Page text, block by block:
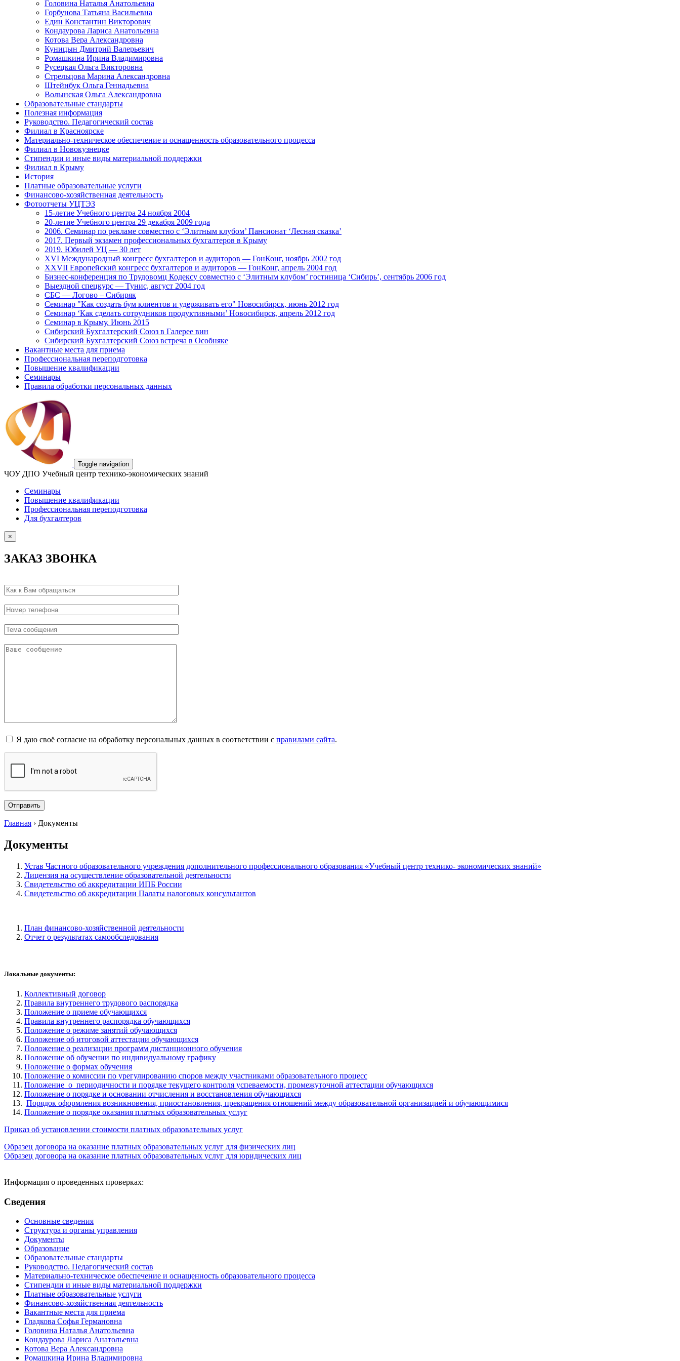
Головина Наталья Анатольевна
Горбунова Татьяна Васильевна
Един Константин Викторович
Кондаурова Лариса Анатольевна
Котова Вера Александровна
Куницын Дмитрий Валерьевич
Ромашкина Ирина Владимировна
Русецкая Ольга Викторовна
Стрельцова Марина Александровна
Штейнбук Ольга Геннадьевна
Волынская Ольга Александровна
Образовательные стандарты
Полезная информация
Руководство. Педагогический состав
Филиал в Красноярске
Материально-техническое обеспечение и оснащенность образовательного процесса
Филиал в Новокузнецке
Стипендии и иные виды материальной поддержки
Филиал в Крыму
История
Платные образовательные услуги
Финансово-хозяйственная деятельность
Фотоотчеты УЦТЭЗ
15-летие Учебного центра 24 ноября 2004
20-летие Учебного центра 29 декабря 2009 года
2006. Семинар по рекламе совместно с ‘Элитным клубом’ Пансионат ‘Лесная сказка’
2017. Первый экзамен профессиональных бухгалтеров в Крыму
2019. Юбилей УЦ — 30 лет
XVI Международный конгресс бухгалтеров и аудиторов — ГонКонг, ноябрь 2002 год
XXVII Европейский конгресс бухгалтеров и аудиторов — ГонКонг, апрель 2004 год
Бизнес-конференция по Трудовомц Кодексу совместно с ‘Элитным клубом’ гостиница ‘Сибирь’, сентябрь 2006 год
Выездной спецкурс — Тунис, август 2004 год
СБС — Логово – Сибиряк
Семинар "Как создать бум клиентов и удерживать его" Новосибирск, июнь 2012 год
Семинар ‘Как сделать сотрудников продуктивными’ Новосибирск, апрель 2012 год
Семинар в Крыму. Июнь 2015
Сибирский Бухгалтерский Союз в Галерее вин
Сибирский Бухгалтерский Союз встреча в Особняке
Вакантные места для приема
Профессиональная переподготовка
Повышение квалификации
Семинары
Правила обработки персональных данных
Toggle navigation
ЧОУ ДПО Учебный центр технико-экономических знаний
Семинары
Повышение квалификации
Профессиональная переподготовка
Для бухгалтеров
×
ЗАКАЗ ЗВОНКА
Я даю своё согласие на обработку персональных данных в соответствии с правилами сайта.
Главная › Документы
Документы
Устав Частного образовательного учреждения дополнительного профессионального образования «Учебный центр технико- экономических знаний»
Лицензия на осуществление образовательной деятельности
Свидетельство об аккредитации ИПБ России
Свидетельство об аккредитации Палаты налоговых консультантов
План финансово-хозяйственной деятельности
Отчет о результатах самообследования
Локальные документы:
Коллективный договор
Правила внутреннего трудового распорядка
Положение о приеме обучающихся
Правила внутреннего распорядка обучающихся
Положение о режиме занятий обучающихся
Положение об итоговой аттестации обучающихся
Положение о реализации программ дистанционного обучения
Положение об обучении по индивидуальному графику
Положение о формах обучения
Положение о комиссии по урегулированию споров между участниками образовательного процесс
Положение о периодичности и порядке текущего контроля успеваемости, промежуточной аттестации обучающихся
Положение о порядке и основании отчисления и восстановления обучающихся
Порядок оформления возникновения, приостановления, прекращения отношений между образовательной организацией и обучающимися
Положение о порядке оказания платных образовательных услуг
Приказ об установлении стоимости платных образовательных услуг
Образец договора на оказание платных образовательных услуг для физических лиц
Образец договора на оказание платных образовательных услуг для юридических лиц
Информация о проведенных проверках:
Сведения
Основные сведения
Структура и органы управления
Документы
Образование
Образовательные стандарты
Руководство. Педагогический состав
Материально-техническое обеспечение и оснащенность образовательного процесса
Стипендии и иные виды материальной поддержки
Платные образовательные услуги
Финансово-хозяйственная деятельность
Вакантные места для приема
Гладкова Софья Германовна
Головина Наталья Анатольевна
Кондаурова Лариса Анатольевна
Котова Вера Александровна
Ромашкина Ирина Владимировна